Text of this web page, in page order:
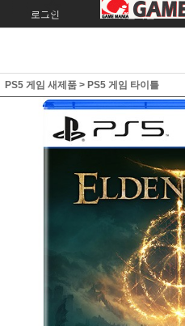
로그인 회원가입
PS5 게임 새제품 > PS5 게임 타이틀